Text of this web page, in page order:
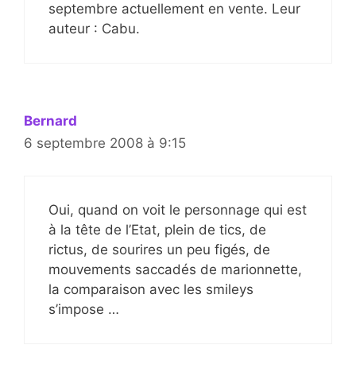
septembre actuellement en vente. Leur
auteur : Cabu.
Bernard
6 septembre 2008 à 9:15
Oui, quand on voit le personnage qui est
à la tête de l’Etat, plein de tics, de
rictus, de sourires un peu figés, de
mouvements saccadés de marionnette,
la comparaison avec les smileys
s’impose …